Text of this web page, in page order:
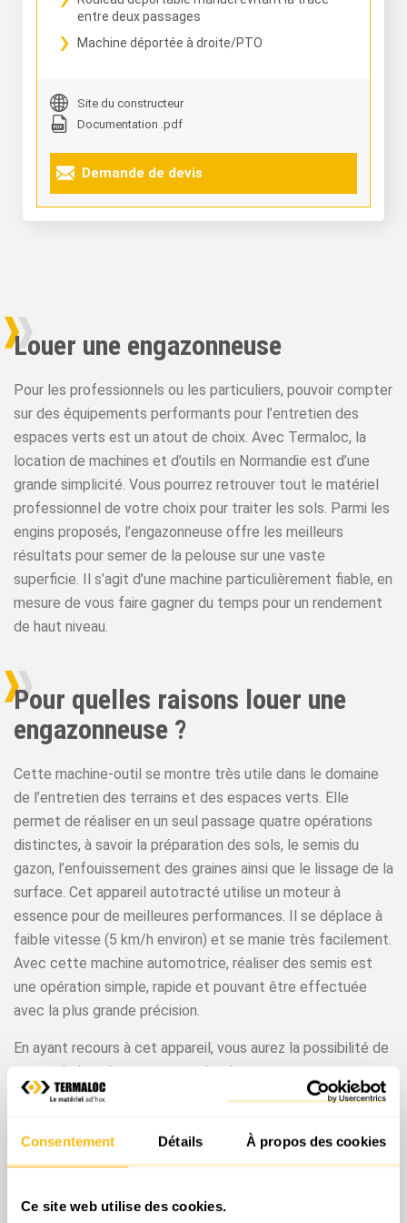
Consentement Détails À propos des cookies
Ce site web utilise des cookies.
entre deux passages
Machine déportée à droite/PTO
Site du constructeur
Documentation .pdf
Demande de devis
Louer une engazonneuse
Pour les professionnels ou les particuliers, pouvoir compter
sur des équipements performants pour l’entretien des
espaces verts est un atout de choix. Avec Termaloc, la
location de machines et d’outils en Normandie est d’une
grande simplicité. Vous pourrez retrouver tout le matériel
professionnel de votre choix pour traiter les sols. Parmi les
engins proposés, l’engazonneuse offre les meilleurs
résultats pour semer de la pelouse sur une vaste
superficie. Il s’agit d’une machine particulièrement fiable, en
mesure de vous faire gagner du temps pour un rendement
de haut niveau.
Pour quelles raisons louer une
engazonneuse ?
Cette machine-outil se montre très utile dans le domaine
de l’entretien des terrains et des espaces verts. Elle
permet de réaliser en un seul passage quatre opérations
distinctes, à savoir la préparation des sols, le semis du
gazon, l’enfouissement des graines ainsi que le lissage de la
surface. Cet appareil autotracté utilise un moteur à
essence pour de meilleures performances. Il se déplace à
faible vitesse (5 km/h environ) et se manie très facilement.
Avec cette machine automotrice, réaliser des semis est
une opération simple, rapide et pouvant être effectuée
avec la plus grande précision.
En ayant recours à cet appareil, vous aurez la possibilité de
semer de la pelouse sans perdre de temps et en ayant
l’assurance d’un rendu impeccable. Il utilise un rouleau en
fonction de la surface à traiter, vous pourrez opter pour
une largeur allant de 60 à 75 cm. Il n’existe pas sur le
vos semis. Une surface avoisinant les 2 500 mètres carrés